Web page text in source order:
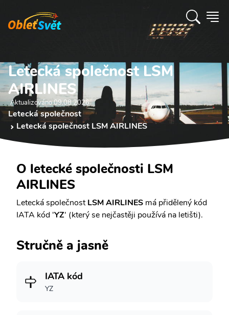
Letecká společnost LSM
AIRLINES
Aktualizováno 09.08 2026
Letecká společnost
Letecká společnost LSM AIRLINES
O letecké společnosti LSM
AIRLINES
Letecká společnostLSM AIRLINES má přidělený kód
IATA kód 'YZ' (který se nejčastěji používá na letišti).
Stručně a jasně
IATA kód
YZ